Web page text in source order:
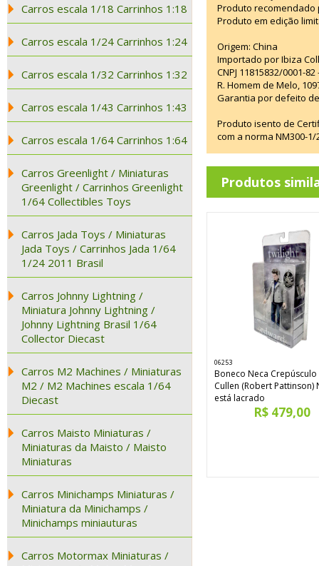
Carros escala 1/18 Carrinhos 1:18
Carros escala 1/24 Carrinhos 1:24
Carros escala 1/32 Carrinhos 1:32
Carros escala 1/43 Carrinhos 1:43
Carros escala 1/64 Carrinhos 1:64
Carros Greenlight / Miniaturas
Greenlight / Carrinhos Greenlight
1/64 Collectibles Toys
Carros Jada Toys / Miniaturas
Jada Toys / Carrinhos Jada 1/64
1/24 2011 Brasil
Carros Johnny Lightning /
Miniatura Johnny Lightning /
Johnny Lightning Brasil 1/64
Collector Diecast
Carros M2 Machines / Miniaturas
M2 / M2 Machines escala 1/64
Diecast
Carros Maisto Miniaturas /
Miniaturas da Maisto / Maisto
Miniaturas
Carros Minichamps Miniaturas /
Miniatura da Minichamps /
Minichamps miniauturas
Carros Motormax Miniaturas /
Produto recomendado
Produto em edição
Origem: China
Importado por Ibiza
CNPJ 11815832/0001-
R. Homem de Melo,
Garantia por defeito
Produto isento de
com a norma NM300-
Produtos
06253
Boneco Neca
Cullen (Robert Pattinson)
está lacrado
R$ 479,00